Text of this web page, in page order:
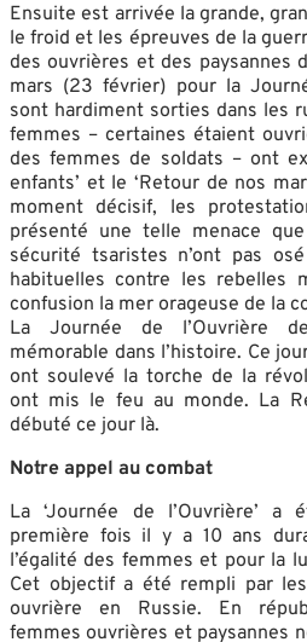
Ensuite est arrivée la grande,
le froid et les épreuves de la
des ouvrières et des paysannes
mars (23 février) pour la
sont hardiment sorties dans les
femmes – certaines étaient
des femmes de soldats – ont
enfants’ et le ‘Retour de nos
moment décisif, les
présenté une telle menace
sécurité tsaristes n’ont pas
habituelles contre les rebelles
confusion la mer orageuse de la
La Journée de l’Ouvrière
mémorable dans l’histoire. Ce
ont soulevé la torche de la
ont mis le feu au monde. La
débuté ce jour là.
Notre appel au combat
La ‘Journée de l’Ouvrière’ a
première fois il y a 10 ans
l’égalité des femmes et pour la
Cet objectif a été rempli par
ouvrière en Russie. En
femmes ouvrières et paysannes